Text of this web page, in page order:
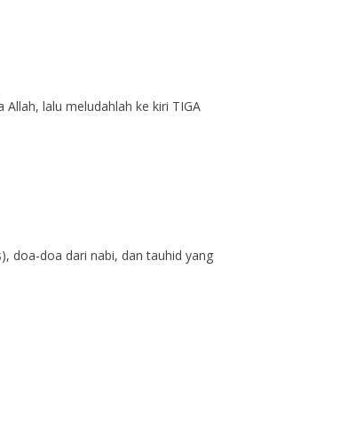
lalu meludahlah ke kiri TIGA
doa-doa dari nabi, dan tauhid yang